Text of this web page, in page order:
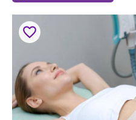
favorite_border